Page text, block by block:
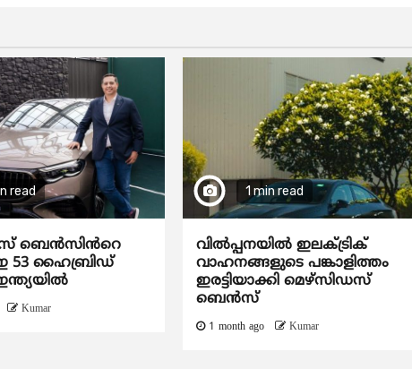
read
ബെൻസിൻറെ
53 ഹൈബ്രിഡ്
ഇന്ത്യയിൽ
Kumar
1 min read
വിൽപ്പനയിൽ ഇലക്ട്രിക്
വാഹനങ്ങളുടെ പങ്കാളിത്തം
ഇരട്ടിയാക്കി മെഴ്‌സിഡസ്
ബെൻസ്
1 month ago Kumar